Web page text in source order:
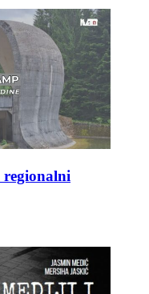
regionalni